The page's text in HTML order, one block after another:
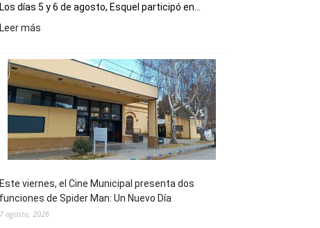
Los días 5 y 6 de agosto, Esquel participó en...
Leer más
su
potencial
como
destino
de
reuniones
y
deportivos
Este viernes, el Cine Municipal presenta dos
funciones de Spider Man: Un Nuevo Día
7 agosto, 2026